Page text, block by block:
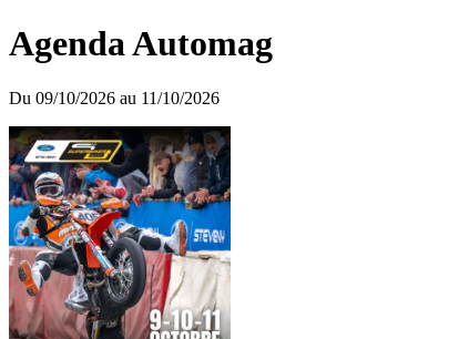
Agenda Automag
Du 09/10/2026 au 11/10/2026